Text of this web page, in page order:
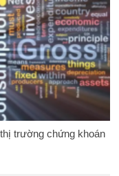
trường chứng khoán